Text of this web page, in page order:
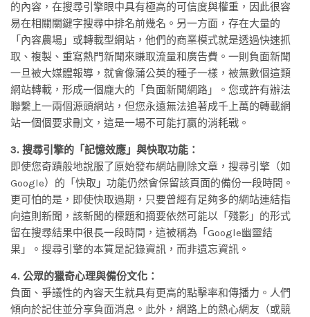
的內容，在搜尋引擎眼中具有極高的可信度與權重，因此很容
易在相關關鍵字搜尋中排名前幾名。另一方面，存在大量的
「內容農場」或轉載型網站，他們的商業模式就是透過快速抓
取、複製、重寫熱門新聞來賺取流量和廣告費。一則負面新聞
一旦被大媒體報導，就會像蒲公英的種子一樣，被無數個這類
網站轉載，形成一個龐大的「負面新聞網路」。您或許有辦法
聯繫上一兩個源頭網站，但您永遠無法追著成千上萬的轉載網
站一個個要求刪文，這是一場不可能打贏的消耗戰。
3. 搜尋引擎的「記憶效應」與快取功能：
即使您奇蹟般地說服了原始發布網站刪除文章，搜尋引擎（如
Google）的「快取」功能仍然會保留該頁面的備份一段時間。
更可怕的是，即使快取過期，只要曾經有足夠多的網站連結指
向這則新聞，該新聞的標題和摘要依然可能以「殘影」的形式
留在搜尋結果中很長一段時間，這被稱為「Google幽靈結
果」。搜尋引擎的本質是記錄資訊，而非遺忘資訊。
4. 公眾的獵奇心理與備份文化：
負面、爭議性的內容天生就具有更高的點擊率和傳播力。人們
傾向於記住並分享負面消息。此外，網路上的熱心網友（或競